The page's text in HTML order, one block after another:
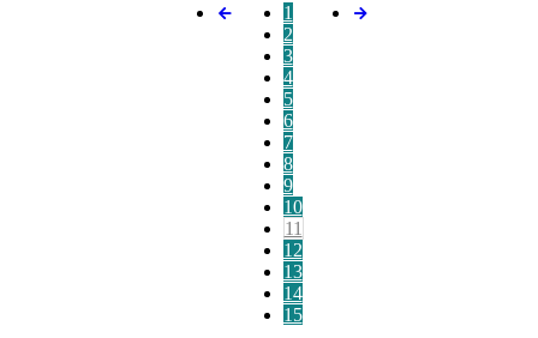
1
2
3
4
5
6
7
8
9
10
11
12
13
14
15